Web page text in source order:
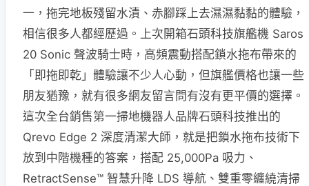
一，拖完地板殘留水漬、赤腳踩上去濕濕黏黏的體驗，
相信很多人都經歷過。上次開箱石頭科技旗艦機 Saros
20 Sonic 聲波騎士時，高頻震動搭配鎖水拖布帶來的
「即拖即乾」體驗讓不少人心動，但旗艦價格也讓一些
朋友猶豫，就有很多網友留言問有沒有更平價的選擇。
這次全台銷售第一掃地機器人品牌石頭科技推出的
Qrevo Edge 2 深度清潔大師，就是把鎖水拖布技術下
放到中階機種的答案，搭配 25,000Pa 吸力、
RetractSense™ 智慧升降 LDS 導航、雙重零纏繞清掃